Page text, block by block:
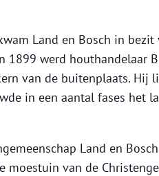
Land en Bosch in
1899 werd houthandelaar
van de buitenplaats. Hij
in een aantal fases het
Land en
moestuin van de